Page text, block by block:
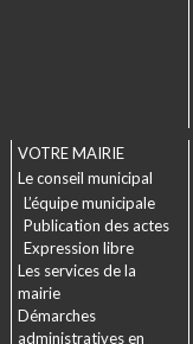
VOTRE MAIRIE
Le conseil municipal
L’équipe municipale
Publication des actes
Expression libre
Les services de la
mairie
Démarches
administratives en